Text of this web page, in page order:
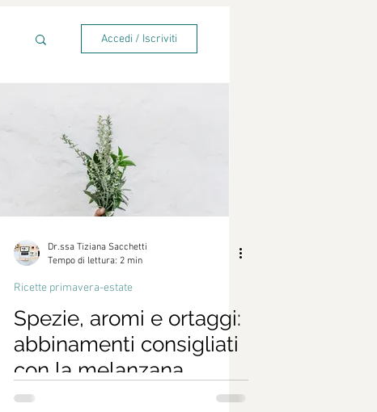
Accedi / Iscriviti
Dr.ssa Tiziana Sacchetti
Tempo di lettura: 2 min
Ricette primavera-estate
Spezie, aromi e ortaggi:
abbinamenti consigliati
con la melanzana